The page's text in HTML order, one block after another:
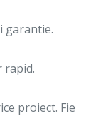
garantie.
rapid.
proiect. Fie